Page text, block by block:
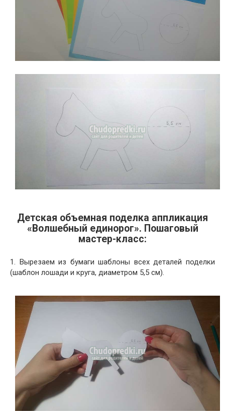
Детская объемная поделка аппликация
«Волшебный единорог». Пошаговый
мастер-класс:
1. Вырезаем из бумаги шаблоны всех деталей поделки
(шаблон лошади и круга, диаметром 5,5 см).